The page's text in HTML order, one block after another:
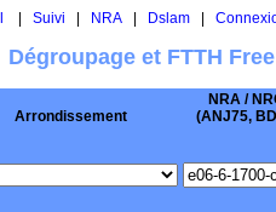
Suivi NRA| Dslam|
Dégroupage et FTTH
Arrondissement
NRA /
(ANJ75,